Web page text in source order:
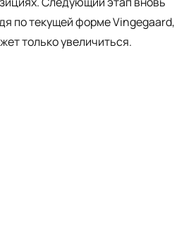
по текущей форме Vingegaard,
только увеличиться.